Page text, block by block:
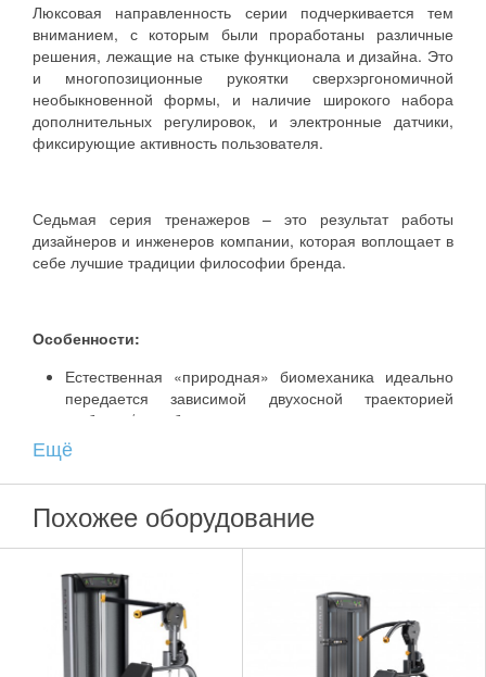
Люксовая направленность серии подчеркивается тем
вниманием, с которым были проработаны различные
решения, лежащие на стыке функционала и дизайна. Это
и многопозиционные рукоятки сверхэргономичной
необыкновенной формы, и наличие широкого набора
дополнительных регулировок, и электронные датчики,
фиксирующие активность пользователя.
Седьмая серия тренажеров – это результат работы
дизайнеров и инженеров компании, которая воплощает в
себе лучшие традиции философии бренда.
Особенности:
Естественная «природная» биомеханика идеально
передается зависимой двухосной траекторией
сгибания/разгибания.
Наличие запатентованных двухпозиционных рукояток
повышенной комфортности Action Specific Grips™,
Возможность тонкой регулировки изменения нагрузки
Семь позиций регулировки сидения.
LED дисплей тренажера отображает количество
повторений, время работы и отдыха.
Ещё
Похожее оборудование